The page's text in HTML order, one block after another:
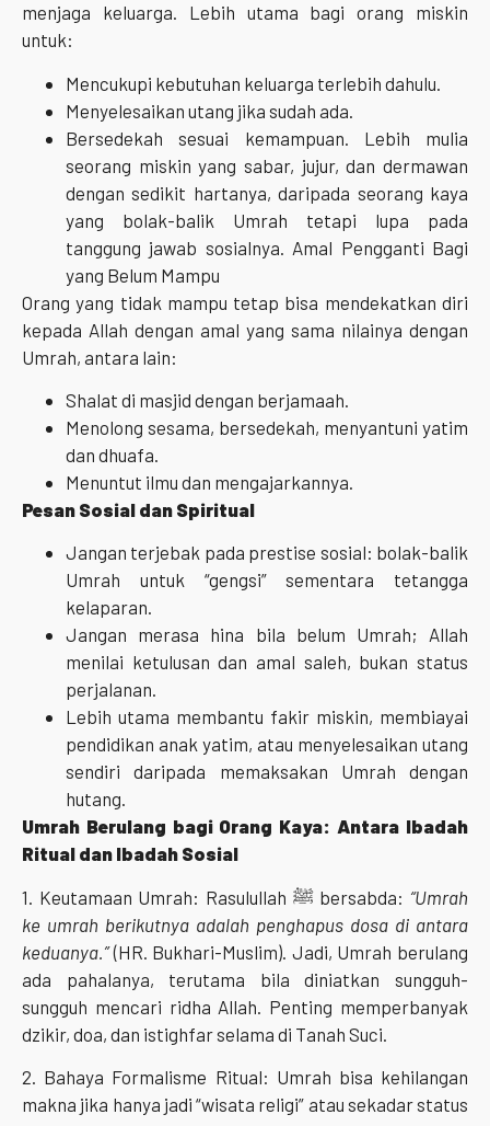
menjaga keluarga. Lebih utama bagi orang miskin
untuk:
Mencukupi kebutuhan keluarga terlebih dahulu.
Menyelesaikan utang jika sudah ada.
Bersedekah sesuai kemampuan. Lebih mulia
seorang miskin yang sabar, jujur, dan dermawan
dengan sedikit hartanya, daripada seorang kaya
yang bolak-balik Umrah tetapi lupa pada
tanggung jawab sosialnya. Amal Pengganti Bagi
yang Belum Mampu
Orang yang tidak mampu tetap bisa mendekatkan diri
kepada Allah dengan amal yang sama nilainya dengan
Umrah, antara lain:
Shalat di masjid dengan berjamaah.
Menolong sesama, bersedekah, menyantuni yatim
dan dhuafa.
Menuntut ilmu dan mengajarkannya.
Pesan Sosial dan Spiritual
Jangan terjebak pada prestise sosial: bolak-balik
Umrah untuk “gengsi” sementara tetangga
kelaparan.
Jangan merasa hina bila belum Umrah; Allah
menilai ketulusan dan amal saleh, bukan status
perjalanan.
Lebih utama membantu fakir miskin, membiayai
pendidikan anak yatim, atau menyelesaikan utang
sendiri daripada memaksakan Umrah dengan
hutang.
Umrah Berulang bagi Orang Kaya: Antara Ibadah
Ritual dan Ibadah Sosial
1. Keutamaan Umrah: Rasulullah ﷺ bersabda: “Umrah
ke umrah berikutnya adalah penghapus dosa di antara
keduanya.”(HR. Bukhari-Muslim). Jadi, Umrah berulang
ada pahalanya, terutama bila diniatkan sungguh-
sungguh mencari ridha Allah. Penting memperbanyak
dzikir, doa, dan istighfar selama di Tanah Suci.
2. Bahaya Formalisme Ritual: Umrah bisa kehilangan
makna jika hanya jadi “wisata religi” atau sekadar status